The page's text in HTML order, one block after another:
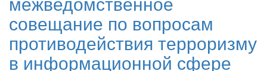
совещание по вопросам
противодействия терроризму
в информационной сфере